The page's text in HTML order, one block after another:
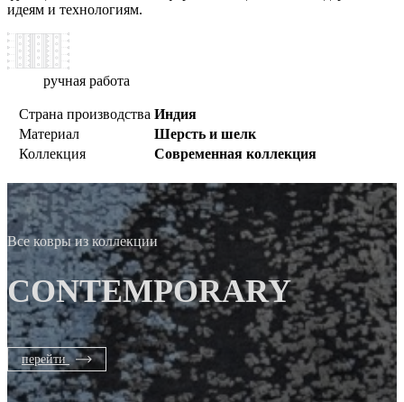
идеям и технологиям.
ручная работа
Страна производства Индия
Материал
Шерсть и шелк
Коллекция
Современная коллекция
Все ковры из коллекции
CONTEMPORARY
перейти